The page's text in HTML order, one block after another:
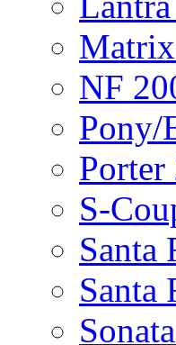
NF
Pony/
Porter
S-
Santa
Santa